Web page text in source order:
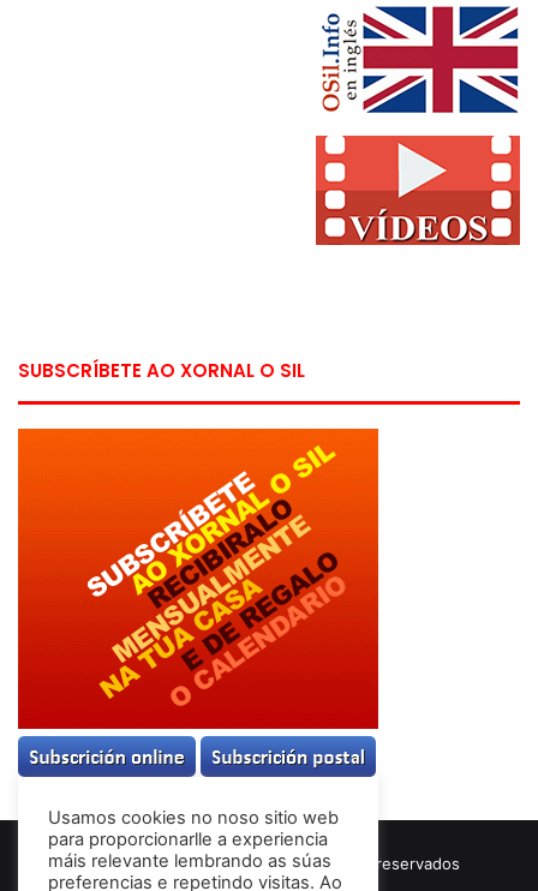
SUBSCRÍBETE AO XORNAL O SIL
© Copyright 2026, Todos los derechos reservados
Usamos cookies no noso sitio web
para proporcionarlle a experiencia
máis relevante lembrando as súas
preferencias e repetindo visitas. Ao